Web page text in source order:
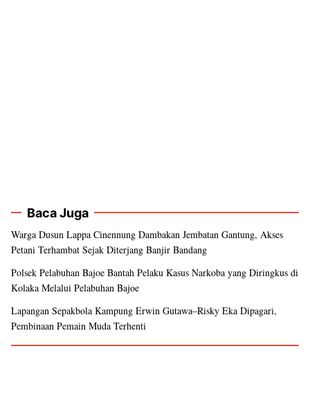
Baca Juga
Warga Dusun Lappa Cinennung Dambakan Jembatan Gantung, Akses
Petani Terhambat Sejak Diterjang Banjir Bandang
Polsek Pelabuhan Bajoe Bantah Pelaku Kasus Narkoba yang Diringkus di
Kolaka Melalui Pelabuhan Bajoe
Lapangan Sepakbola Kampung Erwin Gutawa–Risky Eka Dipagari,
Pembinaan Pemain Muda Terhenti